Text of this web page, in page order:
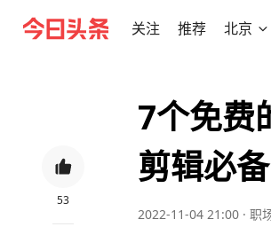
关注 推荐 北京
53
7个免费
剪辑必
2022-11-04 21:00 · 职